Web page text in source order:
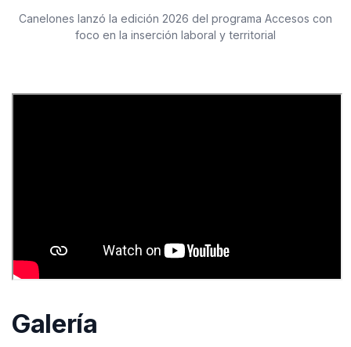
Canelones lanzó la edición 2026 del programa Accesos con
foco en la inserción laboral y territorial
Galería